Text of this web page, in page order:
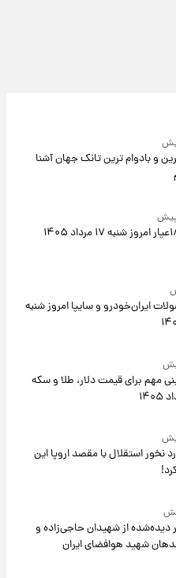
و بادوام ترین تانک جهان آشنا
قیمت طلا ۱۸عیار امروز شنبه ۱۷ مرداد ۱۴۰۵
ایران‌خودرو و سایپا امروز شنبه
مهم برای قیمت دلار، طلا و سکه
نخور استقلال با مقصد اروپا این
دیده‌شده از شهیدان حاجی‌زاده و
شهید هوافضای ایران